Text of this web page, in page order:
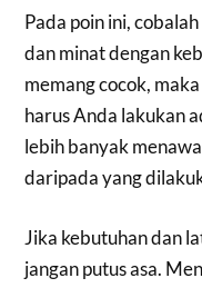
Pada poin ini,
dan minat dengan
memang cocok,
harus Anda lakukan
lebih banyak
daripada yang
Jika kebutuhan dan
jangan putus asa.